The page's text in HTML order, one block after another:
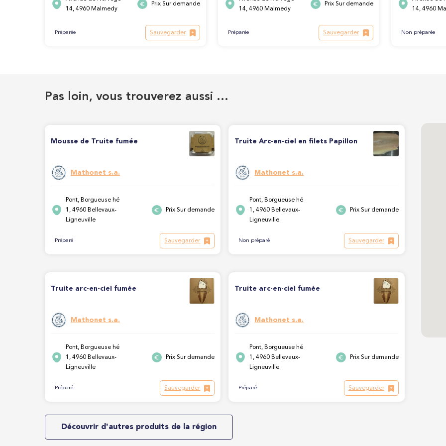
14, 4960 Malmedy
Prix Sur demande
Préparée Sauvegarder
14, 4960 Malmedy
Prix Sur demande
Préparée Sauvegarder
14, 4960
Non préparée
Pas loin, vous trouverez aussi …
Mousse de Truite fumée
Mathonet s.a.
Pont, Borgueuse hé
1, 4960 Bellevaux-
Ligneuville
Prix Sur demande
Préparé Sauvegarder
Truite Arc-en-ciel en filets Papillon
Mathonet s.a.
Pont, Borgueuse hé
1, 4960 Bellevaux-
Ligneuville
Prix Sur demande
Non préparé Sauvegarder
Truite arc-en-ciel fumée
Mathonet s.a.
Pont, Borgueuse hé
1, 4960 Bellevaux-
Ligneuville
Prix Sur demande
Préparé Sauvegarder
Truite arc-en-ciel fumée
Mathonet s.a.
Pont, Borgueuse hé
1, 4960 Bellevaux-
Ligneuville
Prix Sur demande
Préparé Sauvegarder
Découvrir d'autres produits de la région